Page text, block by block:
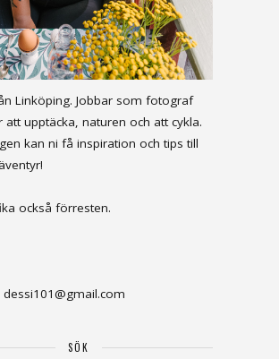
Linköping. Jobbar som fotograf
att upptäcka, naturen och att cykla.
kan ni få inspiration och tips till
också förresten.
dessi101@gmail.com
SÖK